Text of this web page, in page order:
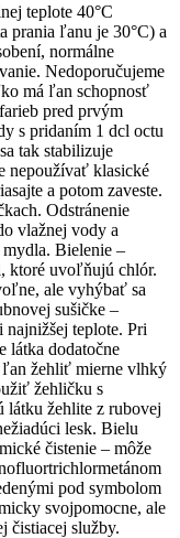
teplote 40°C
prania ľanu je 30°C) a
normálne
Nedoporučujeme
má ľan schopnosť
pred prvým
s pridaním 1 dcl octu
tak stabilizuje
nepoužívať klasické
a potom zaveste.
Odstránenie
vlažnej vody a
Bielenie –
ktoré uvoľňujú chlór.
ale vyhýbať sa
sušičke –
najnižšej teplote. Pri
látka dodatočne
ľan žehliť mierne vlhký
žehličku s
látku žehlite z rubovej
lesk. Bielu
čistenie – môže
pod symbolom
svojpomocne, ale
čistiacej služby.